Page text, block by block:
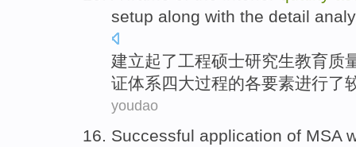
setup along with the detail
建立起了工程硕士研究生教育质
证体系四大过程的各要素进行了
youdao
Successful application of MSA